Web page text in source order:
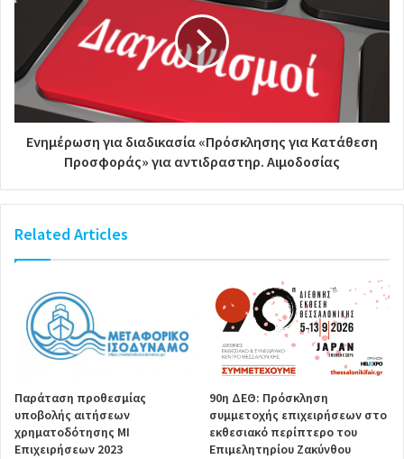
Ενημέρωση για διαδικασία «Πρόσκλησης για Κατάθεση
Προσφοράς» για αντιδραστηρ. Αιμοδοσίας
Related Articles
Παράταση προθεσμίας
υποβολής αιτήσεων
χρηματοδότησης ΜΙ
Επιχειρήσεων 2023
90η ΔΕΘ: Πρόσκληση
συμμετοχής επιχειρήσεων στο
εκθεσιακό περίπτερο του
Επιμελητηρίου Ζακύνθου